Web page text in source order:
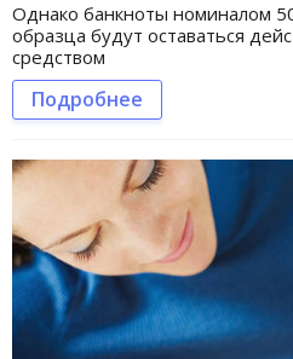
Однако банкноты номиналом
образца будут оставаться
средством
Подробнее